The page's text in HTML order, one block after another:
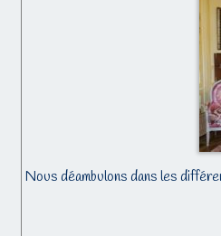
Nous déambulons dans les